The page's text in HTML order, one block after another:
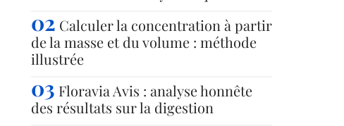
Calculer la concentration à partir
de la masse et du volume : méthode
illustrée
Floravia Avis : analyse honnête
des résultats sur la digestion